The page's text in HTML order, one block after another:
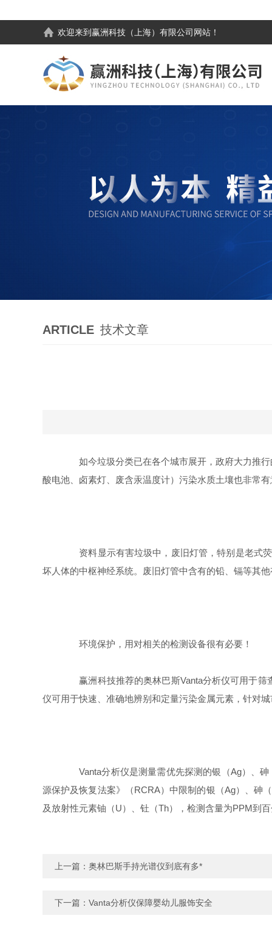
欢迎来到 赢洲科技（上海）有限公司 网站！
ARTICLE 技术文章
如今垃圾分类已在各个城市展开，政府大力推行
酸电池、卤素灯、废含汞温度计）污染水质土壤也非常
资料显示有害垃圾中，废旧灯管，特别是老式荧
坏人体的中枢神经系统。废旧灯管中含有的铅、镉等其
环境保护，用对相关的检测设备很有必要！
赢洲科技推荐的奥林巴斯Vanta分析仪可用于筛
仪可用于快速、准确地辨别和定量污染金属元素，针对
Vanta分析仪是测量需优先探测的银（Ag）、砷
源保护及恢复法案》（RCRA）中限制的银（Ag）、砷
及放射性元素铀（U）、钍（Th），检测含量为PPM到
上一篇： 奥林巴斯手持光谱仪到底有多*
下一篇： Vanta分析仪保障婴幼儿服饰安全